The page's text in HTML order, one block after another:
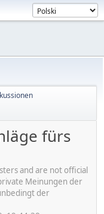
fürs
and are not official
Meinungen der
der